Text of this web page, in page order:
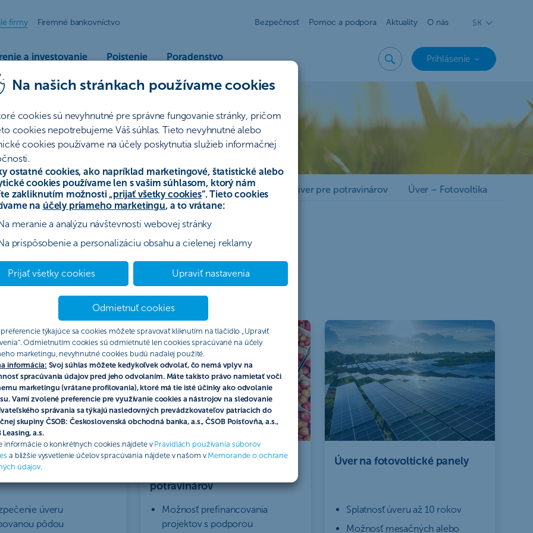
Na našich stránkach používame cookies
cookies sú nevyhnutné pre správne fungovanie stránky, pričom
cookies nepotrebujeme Váš súhlas. Tieto nevyhnutné alebo
cookies používame na účely poskytnutia služieb informačnej
ostatné cookies, ako napríklad marketingové, štatistické alebo
cookies používame len s vašim súhlasom, ktorý nám
zakliknutím možnosti „prijať všetky cookies“. Tieto cookies
na účely priameho marketingu, a to vrátane:
meranie a analýzu návštevnosti webovej stránky
prispôsobenie a personalizáciu obsahu a cielenej reklamy
Prijať všetky cookies Upraviť nastavenia
Odmietnuť cookies
preferencie týkajúce sa cookies môžete spravovať kliknutím na tlačidlo „Upraviť
Odmietnutím cookies sú odmietnuté len cookies spracúvané na účely
marketingu, nevyhnutné cookies budú naďalej použité.
informácia: Svoj súhlas môžete kedykoľvek odvolať, čo nemá vplyv na
spracúvania údajov pred jeho odvolaním. Máte takisto právo namietať voči
marketingu (vrátane profilovania), ktoré má tie isté účinky ako odvolanie
Vami zvolené preferencie pre využívanie cookies a nástrojov na sledovanie
správania sa týkajú nasledovných prevádzkovateľov patriacich do
skupiny ČSOB: Československá obchodná banka, a.s., ČSOB Poisťovňa, a.s.,
Leasing, a.s.
informácie o konkrétnych cookies nájdete v Pravidlách používania súborov
a bližšie vysvetlenie účelov spracúvania nájdete v našom v Memorande o ochrane
údajov.
firmy
a investovanie Poistenie Poradenstvo
Firemné bankovníctvo Bezpečnosť Pomoc a podpora Aktuality O nás SK
Prihlásenie
a potravinárskych projektov.
úver Investičný úver na nákup pôdy Investičný úver pre potravinárov Úver – Fotovoltika
úver na nákup
pôdy
úveru
pôdou
Investičný úver pre
potravinárov
Možnosť prefinancovania
projektov s podporou
Úver na fotovoltické panely
Splatnosť úveru až 10 rokov
Možnosť mesačných alebo